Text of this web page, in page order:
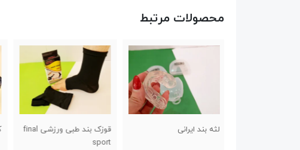
محصولات مرتبط
کلاه بوکس حفاظ دار فوم